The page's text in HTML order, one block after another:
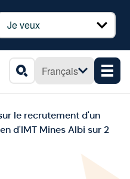
Besoin
Rechercher
Français
le recrutement d'un
d'IMT Mines Albi sur 2